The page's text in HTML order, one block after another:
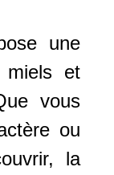
une
miels et
vous
ou
la